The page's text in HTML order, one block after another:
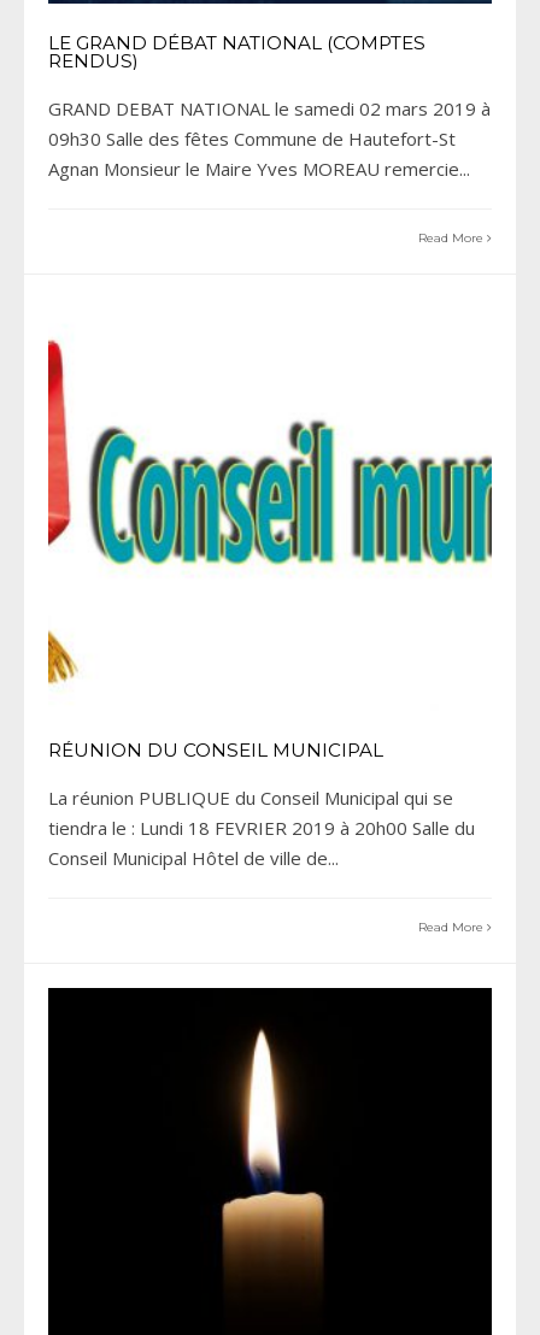
LE GRAND DÉBAT NATIONAL (COMPTES
RENDUS)
GRAND DEBAT NATIONAL le samedi 02 mars 2019 à
09h30 Salle des fêtes Commune de Hautefort-St
Agnan Monsieur le Maire Yves MOREAU remercie...
Read More
RÉUNION DU CONSEIL MUNICIPAL
La réunion PUBLIQUE du Conseil Municipal qui se
tiendra le : Lundi 18 FEVRIER 2019 à 20h00 Salle du
Conseil Municipal Hôtel de ville de...
Read More